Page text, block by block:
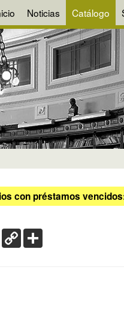
Noticias Catálogo
con préstamos
X Copy
Link